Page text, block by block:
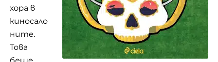
хора в
киносало
ните.
Това
беше